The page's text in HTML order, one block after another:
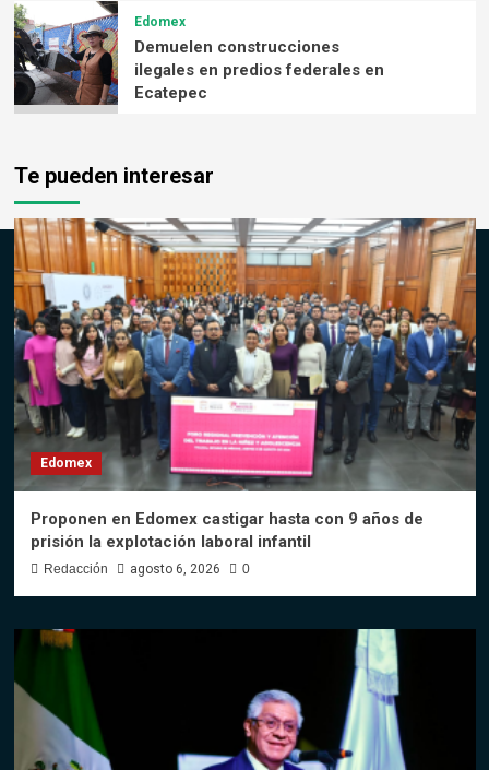
Edomex
Demuelen construcciones
ilegales en predios federales en
Ecatepec
Te pueden interesar
Edomex
Proponen en Edomex castigar hasta con 9 años de
prisión la explotación laboral infantil
Redacción agosto 6, 2026 0